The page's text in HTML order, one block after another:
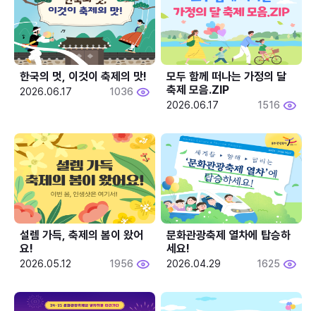
한국의 멋, 이것이 축제의 맛!
2026.06.17 1036
모두 함께 떠나는 가정의 달
축제 모음.ZIP
2026.06.17 1516
설렘 가득, 축제의 봄이 왔어
요!
2026.05.12 1956
문화관광축제 열차에 탑승하
세요!
2026.04.29 1625